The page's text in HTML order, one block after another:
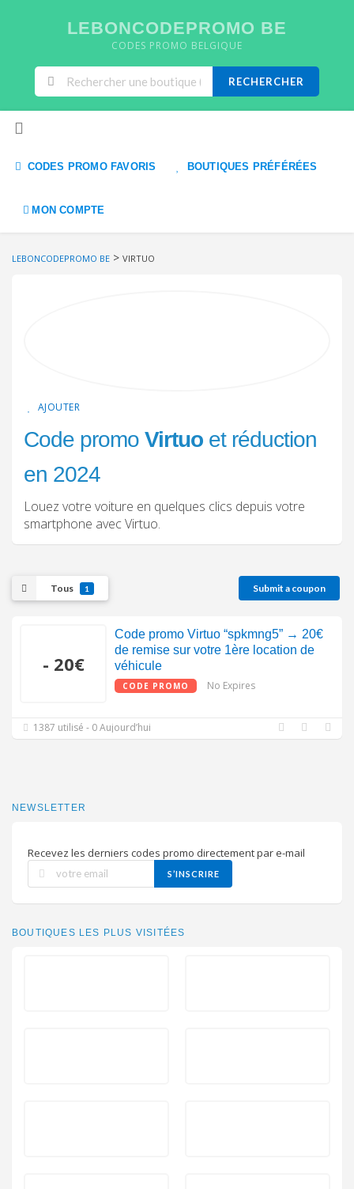
LEBONCODEPROMO BE
CODES PROMO BELGIQUE
RECHERCHER
CODES PROMO FAVORIS BOUTIQUES PRÉFÉRÉES
MON COMPTE
LEBONCODEPROMO BE > VIRTUO
AJOUTER
Code promo Virtuo et réduction
en 2024
Louez votre voiture en quelques clics depuis votre
smartphone avec Virtuo.
Tous 1 Submit a coupon
- 20€
Code promo Virtuo “spkmng5” → 20€
de remise sur votre 1ère location de
véhicule
CODE PROMO No Expires
1387 utilisé - 0 Aujourd’hui
NEWSLETTER
Recevez les derniers codes promo directement par e-mail
S’INSCRIRE
BOUTIQUES LES PLUS VISITÉES